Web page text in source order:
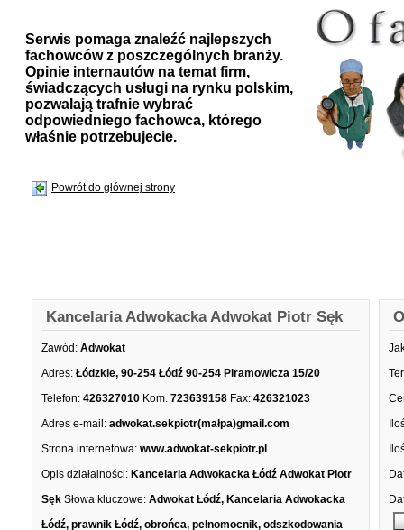
Serwis pomaga znaleźć najlepszych
fachowców z poszczególnych branży.
Opinie internautów na temat firm,
świadczących usługi na rynku polskim,
pozwalają trafnie wybrać
odpowiedniego fachowca, którego
właśnie potrzebujecie.
Powrót do głównej strony
Kancelaria Adwokacka Adwokat Piotr Sęk
Zawód: Adwokat
Adres: Łódzkie, 90-254 Łódź 90-254 Piramowicza 15/20
Telefon: 426327010 Kom. 723639158 Fax: 426321023
Adres e-mail: adwokat.sekpiotr(małpa)gmail.com
Strona internetowa: www.adwokat-sekpiotr.pl
Opis działalności: Kancelaria Adwokacka Łódź Adwokat Piotr
Sęk Słowa kluczowe: Adwokat Łódź, Kancelaria Adwokacka
Łódź, prawnik Łódź, obrońca, pełnomocnik, odszkodowania